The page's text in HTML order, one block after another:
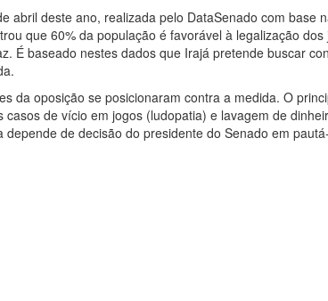
abril deste ano, realizada pelo DataSenado com base
que 60% da população é favorável à legalização
É baseado nestes dados que Irajá pretende buscar
da oposição se posicionaram contra a medida. O
casos de vício em jogos (ludopatia) e lavagem de
depende de decisão do presidente do Senado em